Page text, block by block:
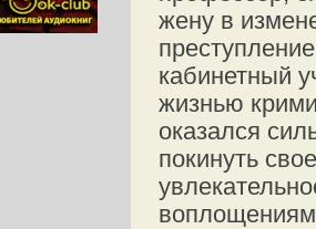
жену в
кабинетный
жизнью
оказался
покинуть